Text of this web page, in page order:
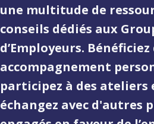
une multitude de
conseils dédiés aux
d’Employeurs. Bénéficiez
accompagnement
participez à des ateliers
échangez avec d'autres